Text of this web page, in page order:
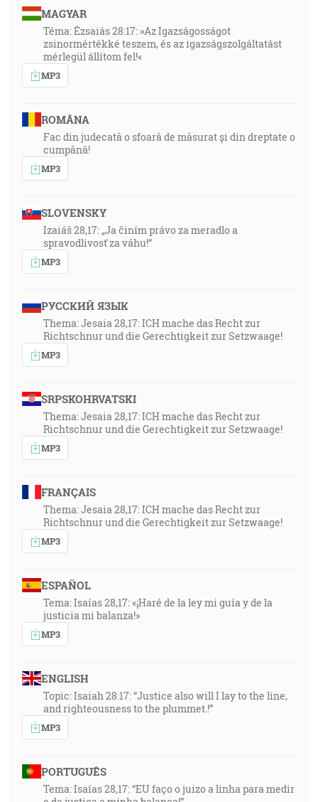
MAGYAR
Téma: Ézsaiás 28:17: »Az Igazságosságot
zsinormértékké teszem, és az igazságszolgáltatást
mérlegül állítom fel!«
MP3
ROMÂNA
Fac din judecată o sfoară de măsurat și din dreptate o
cumpănă!
MP3
SLOVENSKY
Izaiáš 28,17: „Ja činím právo za meradlo a
spravodlivosť za váhu!“
MP3
РУССКИЙ ЯЗЫК
Thema: Jesaia 28,17: ICH mache das Recht zur
Richtschnur und die Gerechtigkeit zur Setzwaage!
MP3
SRPSKOHRVATSKI
Thema: Jesaia 28,17: ICH mache das Recht zur
Richtschnur und die Gerechtigkeit zur Setzwaage!
MP3
FRANÇAIS
Thema: Jesaia 28,17: ICH mache das Recht zur
Richtschnur und die Gerechtigkeit zur Setzwaage!
MP3
ESPAÑOL
Tema: Isaías 28,17: «¡Haré de la ley mi guía y de la
justicia mi balanza!»
MP3
ENGLISH
Topic: Isaiah 28:17: “Justice also will I lay to the line,
and righteousness to the plummet.!”
MP3
PORTUGUÊS
Tema: Isaías 28,17: “EU faço o juizo a linha para medir